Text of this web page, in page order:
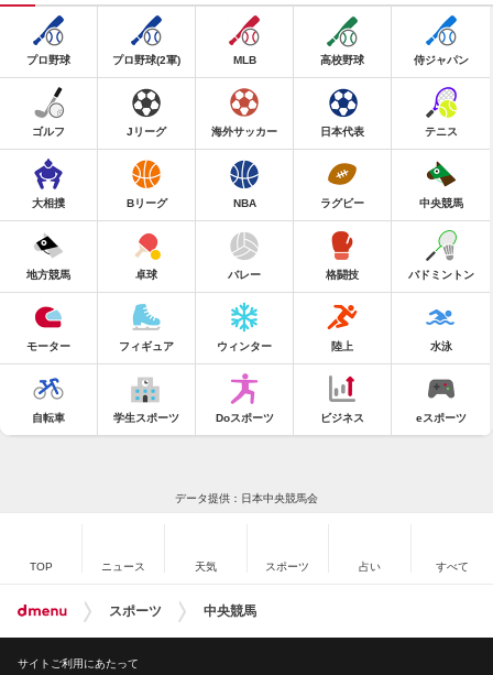
プロ野球 プロ野球(2軍) MLB 高校野球 侍ジャパン
ゴルフ Jリーグ 海外サッカー 日本代表 テニス
大相撲 Bリーグ NBA ラグビー 中央競馬
地方競馬 卓球 バレー 格闘技 バドミントン
モーター フィギュア ウィンター 陸上 水泳
自転車 学生スポーツ Doスポーツ ビジネス eスポーツ
データ提供：日本中央競馬会
TOP ニュース 天気 スポーツ 占い すべて
スポーツ 中央競馬
サイトご利用にあたって